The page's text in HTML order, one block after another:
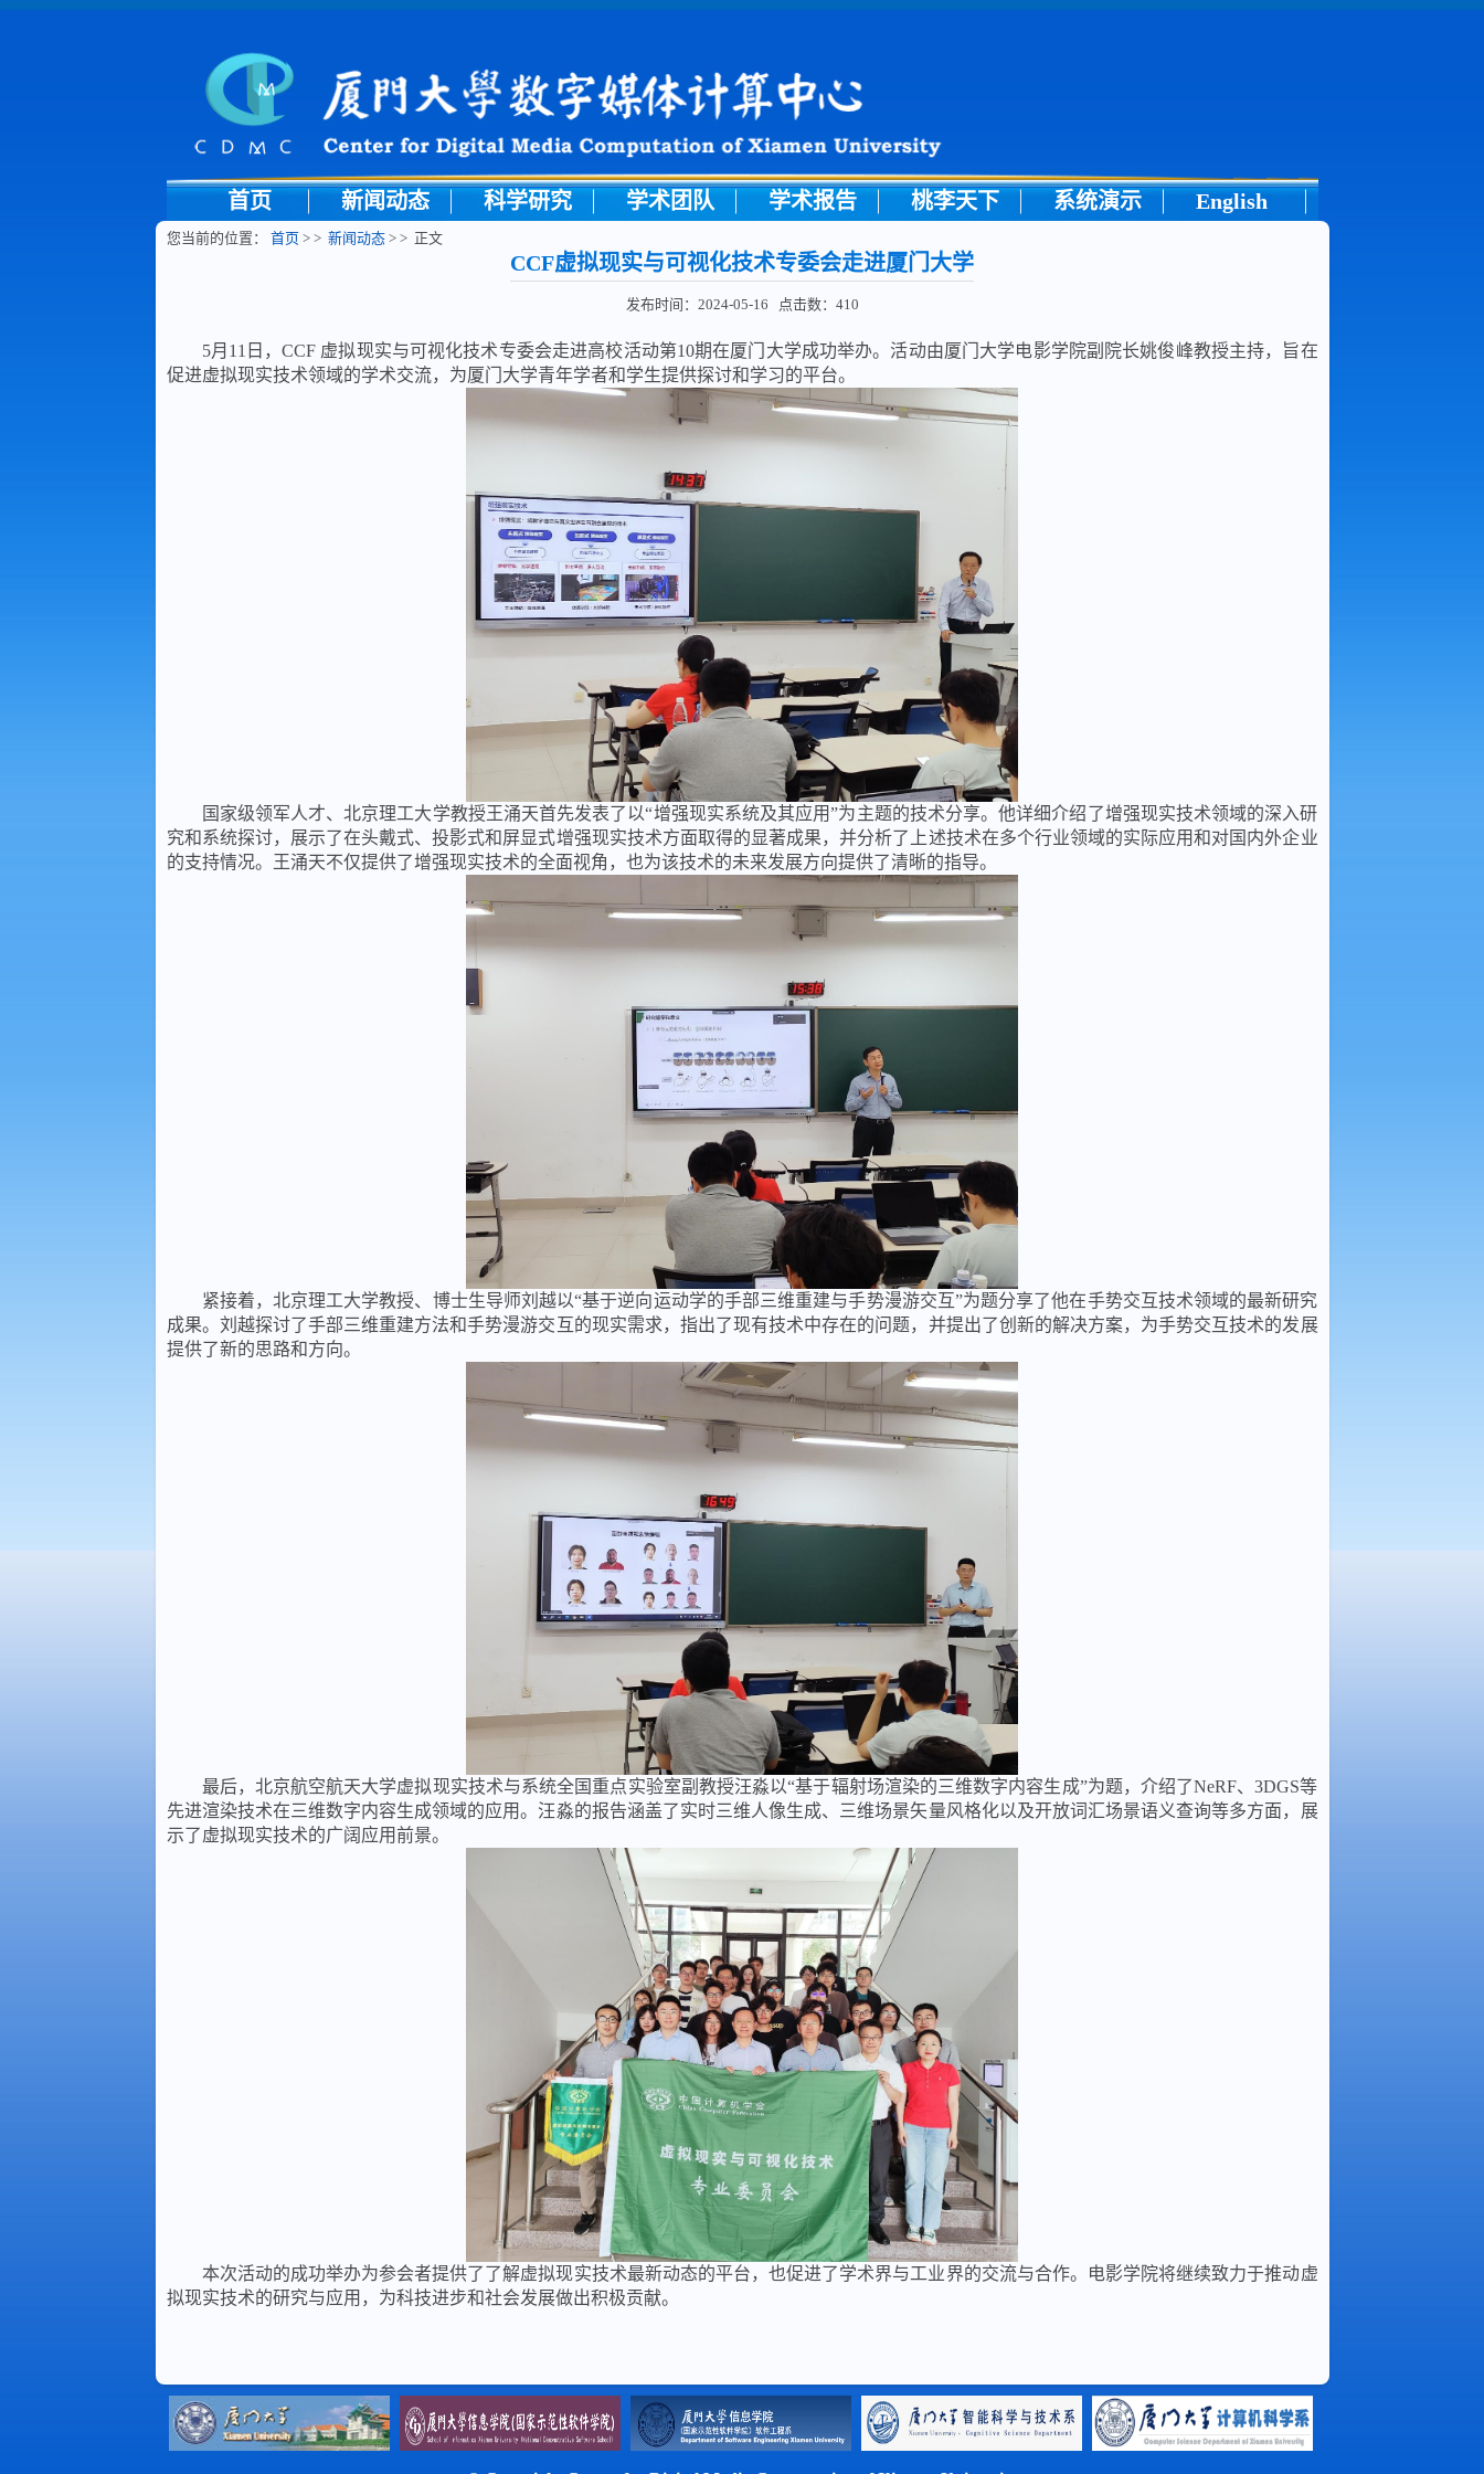
首页 新闻动态 科学研究 学术团队 学术报告 桃李天下 系统演示 English
您当前的位置： 首页> > 新闻动态> > 正文
CCF虚拟现实与可视化技术专委会走进厦门大学
发布时间：2024-05-16 点击数： 410
5月11日，CCF 虚拟现实与可视化技术专委会走进高校活动第10期在厦门大学成功举办。活动由厦门大学电影学院副院长姚俊峰教授主持，旨在
促进虚拟现实技术领域的学术交流，为厦门大学青年学者和学生提供探讨和学习的平台。
国家级领军人才、北京理工大学教授王涌天首先发表了以“增强现实系统及其应用”为主题的技术分享。他详细介绍了增强现实技术领域的深入研
究和系统探讨，展示了在头戴式、投影式和屏显式增强现实技术方面取得的显著成果，并分析了上述技术在多个行业领域的实际应用和对国内外企业
的支持情况。王涌天不仅提供了增强现实技术的全面视角，也为该技术的未来发展方向提供了清晰的指导。
紧接着，北京理工大学教授、博士生导师刘越以“基于逆向运动学的手部三维重建与手势漫游交互”为题分享了他在手势交互技术领域的最新研究
成果。刘越探讨了手部三维重建方法和手势漫游交互的现实需求，指出了现有技术中存在的问题，并提出了创新的解决方案，为手势交互技术的发展
提供了新的思路和方向。
最后，北京航空航天大学虚拟现实技术与系统全国重点实验室副教授汪淼以“基于辐射场渲染的三维数字内容生成”为题，介绍了NeRF、3DGS等
先进渲染技术在三维数字内容生成领域的应用。汪淼的报告涵盖了实时三维人像生成、三维场景矢量风格化以及开放词汇场景语义查询等多方面，展
示了虚拟现实技术的广阔应用前景。
本次活动的成功举办为参会者提供了了解虚拟现实技术最新动态的平台，也促进了学术界与工业界的交流与合作。电影学院将继续致力于推动虚
拟现实技术的研究与应用，为科技进步和社会发展做出积极贡献。